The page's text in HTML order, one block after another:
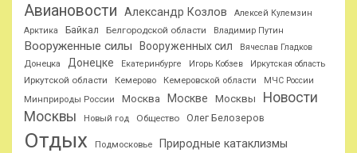
Авиановости Александр Козлов
Алексей Кулемзин
Арктика
Байкал Белгородской области Владимир Путин
Вооруженные силы Вооруженных сил
Вячеслав Гладков
Донецка
Донецке Екатеринбурге Игорь Кобзев Иркутская область
Иркутской области Кемерово Кемеровской области
МЧС России
Минприроды России
Москва Москве Москвы
Новости
Москвы
Новый год Общество Олег Белозеров
Отдых Подмосковье Природные катаклизмы